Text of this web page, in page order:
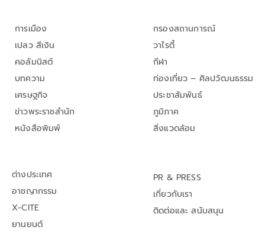
การเมือง
เปลว สีเงิน
คอลัมนิสต์
บทความ
เศรษฐกิจ
ข่าวพระราชสำนัก
หนังสือพิมพ์
กรองสถานการณ์
วาไรตี้
กีฬา
ท่องเที่ยว – ศิลปวัฒนธรรม
ประชาสัมพันธ์
ภูมิภาค
สิ่งแวดล้อม
ต่างประเทศ
อาชญากรรม
X-CITE
ยานยนต์
PR & PRESS
เกี่ยวกับเรา
ติดต่อและ สนับสนุน